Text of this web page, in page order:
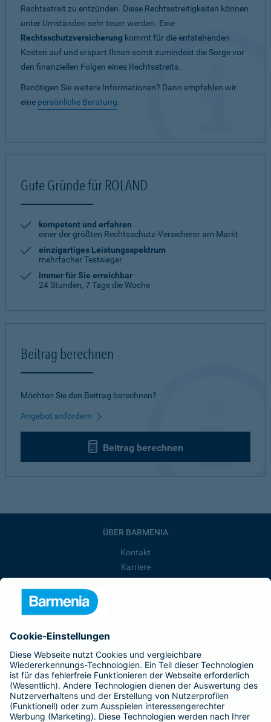
Rechtsstreit zu entzünden. Diese Rechtsstreitigkeiten können
unter Umständen sehr teuer werden. Eine
Rechtsschutzversicherung kommt für die entstehenden
Kosten auf und erspart Ihnen somit zumindest die Sorge vor
den finanziellen Folgen eines Rechtsstreits.
Benötigen Sie weitere Informationen? Dann empfehlen wir
eine persönliche Beratung.
Gute Gründe für ROLAND
kompetent und erfahren
einer der größten Rechtsschutz-Versicherer am Markt
einzigartiges Leistungsspektrum
mehrfacher Testsieger
immer für Sie erreichbar
24 Stunden, 7 Tage die Woche
Beitrag berechnen
Möchten Sie den Beitrag berechnen?
Angebot anfordern
Beitrag berechnen
ÜBER BARMENIA
Kontakt
Karriere
Barmenia ist Teil der BarmeniaGothaer
BELIEBTE SEITEN
Kranken-Zusatzversicherung
Tierversicherungen
Haftpflichtversicherung